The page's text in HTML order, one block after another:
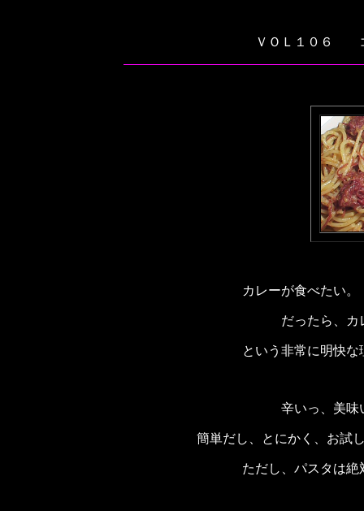
ＶＯＬ１０６ コ
カレーが食べたい
だったら、カ
という非常に明快
辛いっ、美味
簡単だし、とにかく、お試
ただし、パスタは